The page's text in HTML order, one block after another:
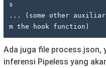
s
... (some other
m the hook function)
Ada juga file process.json,
inferensi Pipeless yang